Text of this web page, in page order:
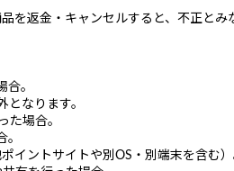
を返金・キャンセルすると、不正とみ
合。
なります。
た場合。
。
イントサイトや別OS・別端末を含む）